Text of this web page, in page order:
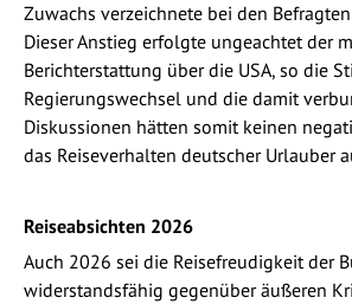
Zuwachs verzeichnete bei den
Dieser Anstieg erfolgte ungeachtet der
Berichterstattung über die USA, so die
Regierungswechsel und die damit
Diskussionen hätten somit keinen
das Reiseverhalten deutscher Urlauber
Reiseabsichten 2026
Auch 2026 sei die Reisefreudigkeit der
widerstandsfähig gegenüber äußeren